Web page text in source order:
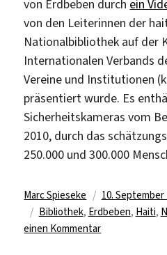
von Erdbeben durch ein
von den Leiterinnen der
Nationalbibliothek auf der
Internationalen Verbands
Vereine und Institutionen
präsentiert wurde. Es
Sicherheitskameras vom
2010, durch das
250.000 und 300.000
Autor
Marc Spieseke
Veröffentlicht
am
10. September
Schlagwörter
Bibliothek, Erdbeben, Haiti,
einen Kommentarzu